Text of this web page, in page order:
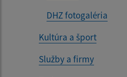
DHZ fotogaléria
Kultúra a šport
Služby a firmy